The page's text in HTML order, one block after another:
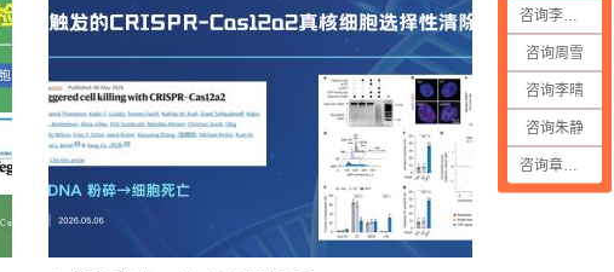
咨询周雪
咨询李晴
咨询朱静